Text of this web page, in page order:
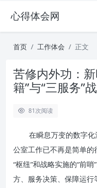
心得体会网
首页 工作体会 正文
苦修内外功：
籍”与“三服务”
81次阅读
在瞬息万变的数字
公室工作已不再是简单
“枢纽”和战略实施的“前
方、服务决策、保障运行